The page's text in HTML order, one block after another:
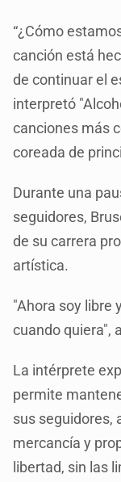
“¿Cómo
canción está
de continuar el
interpretó
canciones más
coreada de
Durante una
seguidores,
de su carrera
artística.
"Ahora soy libre
cuando quiera",
La intérprete
permite
sus seguidores,
mercancía y
libertad, sin las